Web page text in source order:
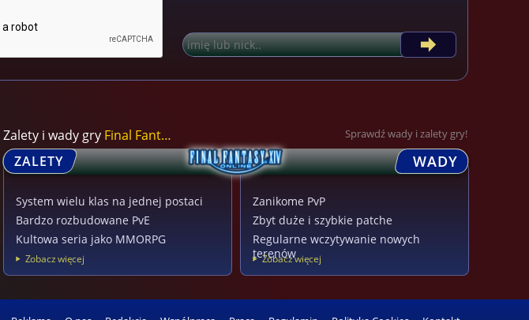
Zalety i wady gry Final Fantasy XIV Sprawdź wady i zalety gry!
ZALETY WADY
System wielu klas na jednej postaci
Bardzo rozbudowane PvE
Kultowa seria jako MMORPG
Zobacz więcej
Zanikome PvP
Zbyt duże i szybkie patche
Regularne wczytywanie nowych
terenów
Zobacz więcej